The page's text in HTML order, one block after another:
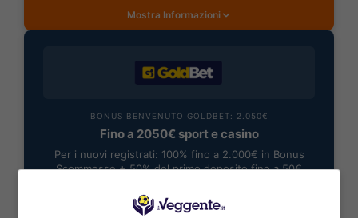
Mostra Informazioni
BONUS BENVENUTO GOLDBET: 2.050€
Fino a 2050€ sport e casino
Per i nuovi registrati: 100% fino a 2.000€ in Bonus
Scommesse + 50% del primo deposito fino a 50€
2050€